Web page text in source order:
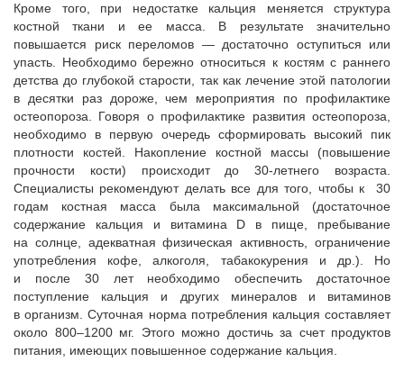
Кроме того, при недостатке кальция меняется структура
костной ткани и ее масса. В результате значительно
повышается риск переломов — достаточно оступиться или
упасть. Необходимо бережно относиться к костям с раннего
детства до глубокой старости, так как лечение этой патологии
в десятки раз дороже, чем мероприятия по профилактике
остеопороза. Говоря о профилактике развития остеопороза,
необходимо в первую очередь сформировать высокий пик
плотности костей. Накопление костной массы (повышение
прочности кости) происходит до 30-летнего возраста.
Специалисты рекомендуют делать все для того, чтобы к 30
годам костная масса была максимальной (достаточное
содержание кальция и витамина D в пище, пребывание
на солнце, адекватная физическая активность, ограничение
употребления кофе, алкоголя, табакокурения и др.). Но
и после 30 лет необходимо обеспечить достаточное
поступление кальция и других минералов и витаминов
в организм. Суточная норма потребления кальция составляет
около 800–1200 мг. Этого можно достичь за счет продуктов
питания, имеющих повышенное содержание кальция.